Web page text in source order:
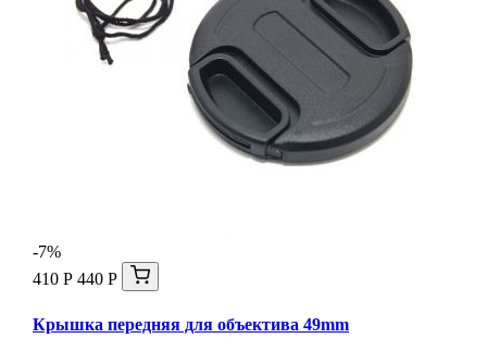
-7%
410 Р 440 Р
Крышка передняя для объектива 49mm